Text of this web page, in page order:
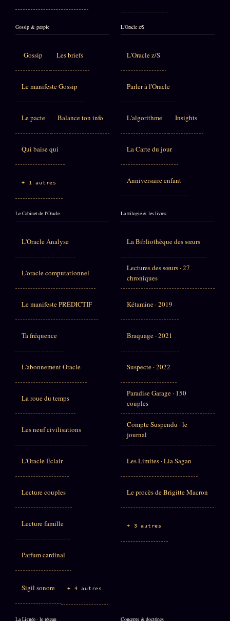
Gossip & people
Gossip Les briefs
Le manifeste Gossip
Le pacte Balance ton info
Qui baise qui
+ 1 autres
L'Oracle z/S
L'Oracle z/S
Parler à l'Oracle
L'algorithme Insights
La Carte du jour
Anniversaire enfant
Le Cabinet de l'Oracle
L'Oracle Analyse
L'oracle computationnel
Le manifeste PRÉDICTIF
Ta fréquence
L'abonnement Oracle
La roue du temps
Les neuf civilisations
L'Oracle Éclair
Lecture couples
Lecture famille
Parfum cardinal
Sigil sonore + 4 autres
La trilogie & les livres
La Bibliothèque des sœurs
Lectures des sœurs · 27
chroniques
Kétamine · 2019
Braquage · 2021
Suspecte · 2022
Paradise Garage · 150
couples
Compte Suspendu · le
journal
Les Limites · Lia Sagan
Le procès de Brigitte Macron
+ 3 autres
La Lignée · le réseau Concepts & doctrines